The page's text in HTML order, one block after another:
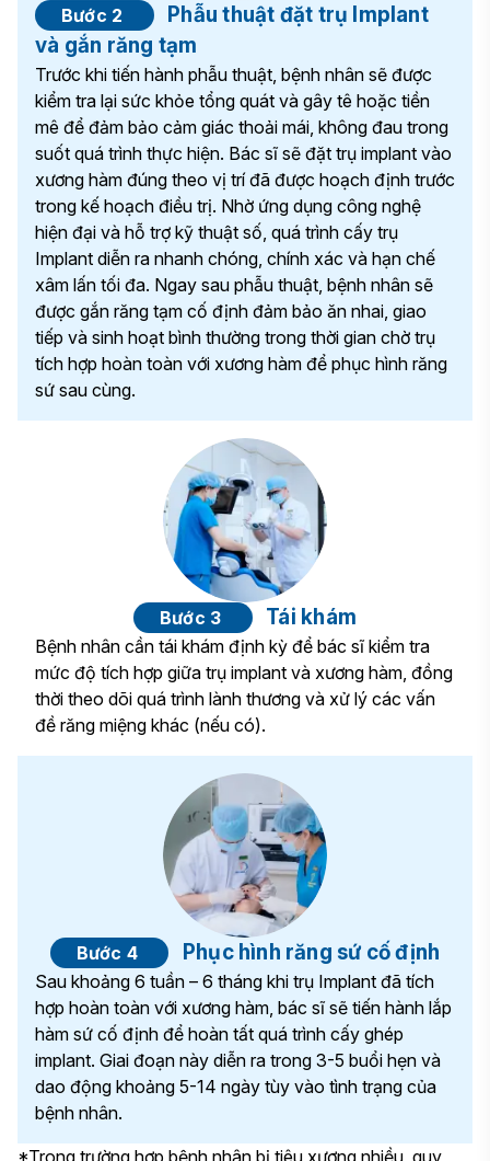
Bước 2
Phẫu thuật đặt trụ Implant
và gắn răng tạm
Trước khi tiến hành phẫu thuật, bệnh nhân sẽ được
kiểm tra lại sức khỏe tổng quát và gây tê hoặc tiền
mê để đảm bảo cảm giác thoải mái, không đau trong
suốt quá trình thực hiện. Bác sĩ sẽ đặt trụ implant vào
xương hàm đúng theo vị trí đã được hoạch định trước
trong kế hoạch điều trị. Nhờ ứng dụng công nghệ
hiện đại và hỗ trợ kỹ thuật số, quá trình cấy trụ
Implant diễn ra nhanh chóng, chính xác và hạn chế
xâm lấn tối đa. Ngay sau phẫu thuật, bệnh nhân sẽ
được gắn răng tạm cố định đảm bảo ăn nhai, giao
tiếp và sinh hoạt bình thường trong thời gian chờ trụ
tích hợp hoàn toàn với xương hàm để phục hình răng
sứ sau cùng.
Bước 3 Tái khám
Bệnh nhân cần tái khám định kỳ để bác sĩ kiểm tra
mức độ tích hợp giữa trụ implant và xương hàm, đồng
thời theo dõi quá trình lành thương và xử lý các vấn
đề răng miệng khác (nếu có).
Bước 4 Phục hình răng sứ cố định
Sau khoảng 6 tuần – 6 tháng khi trụ Implant đã tích
hợp hoàn toàn với xương hàm, bác sĩ sẽ tiến hành lắp
hàm sứ cố định để hoàn tất quá trình cấy ghép
implant. Giai đoạn này diễn ra trong 3-5 buổi hẹn và
dao động khoảng 5-14 ngày tùy vào tình trạng của
bệnh nhân.
*Trong trường hợp bệnh nhân bị tiêu xương nhiều, quy